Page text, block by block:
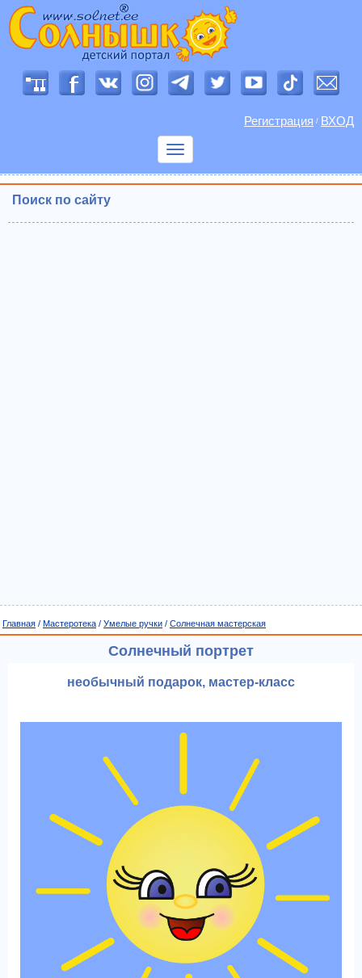
Регистрация / ВХОД
Показать
Поиск по сайту
Главная / Мастеротека / Умелые ручки / Солнечная мастерская
Солнечный портрет
необычный подарок, мастер-класс